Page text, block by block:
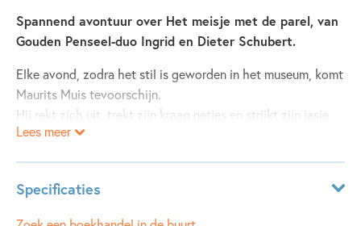
Spannend avontuur over Het meisje met de parel, van
Gouden Penseel-duo Ingrid en Dieter Schubert.
Elke avond, zodra het stil is geworden in het museum, komt
Maurits Muis tevoorschijn.
Hij rekt zich uit, trekt zijn kraag netjes en strijkt zijn jasje
glad.
mooie bloemen.
Maar waar is ze? Ze is weg!
Lees meer
Specificaties
Leeftijdsindicatie: 3 - 5 jaar